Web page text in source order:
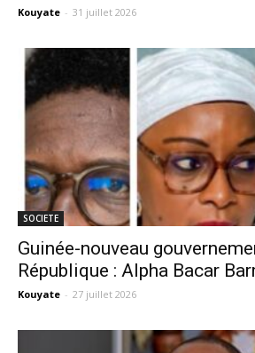
Kouyate - 31 juillet 2026
SOCIETE
Guinée-nouveau
République : Alpha Bacar
Kouyate - 27 juillet 2026